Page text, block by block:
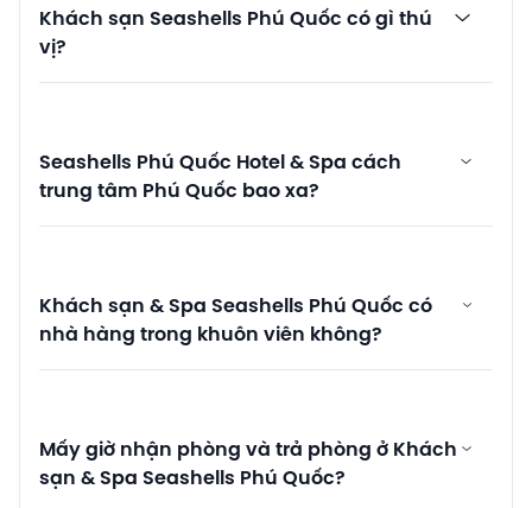
Khách sạn Seashells Phú Quốc có gì thú
vị?
Seashells Phú Quốc Hotel & Spa cách
trung tâm Phú Quốc bao xa?
Khách sạn & Spa Seashells Phú Quốc có
nhà hàng trong khuôn viên không?
Mấy giờ nhận phòng và trả phòng ở Khách
sạn & Spa Seashells Phú Quốc?